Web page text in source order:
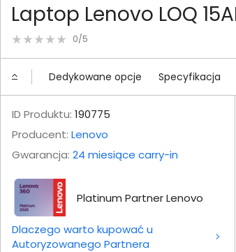
Laptop Lenovo LOQ
0/5
Dedykowane opcje Specyfikacja
ID Produktu: 190775
Producent: Lenovo
Gwarancja: 24 miesiące carry-in
Platinum Partner Lenovo
Dlaczego warto kupować u
Autoryzowanego Partnera